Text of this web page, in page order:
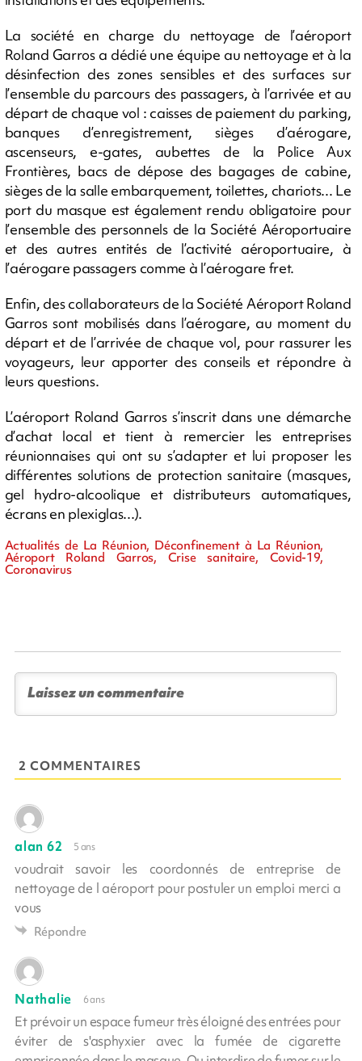
La société en charge du nettoyage de l’aéroport
Roland Garros a dédié une équipe au nettoyage et à la
désinfection des zones sensibles et des surfaces sur
l’ensemble du parcours des passagers, à l’arrivée et au
départ de chaque vol : caisses de paiement du parking,
banques d’enregistrement, sièges d’aérogare,
ascenseurs, e-gates, aubettes de la Police Aux
Frontières, bacs de dépose des bagages de cabine,
sièges de la salle embarquement, toilettes, chariots... Le
port du masque est également rendu obligatoire pour
l’ensemble des personnels de la Société Aéroportuaire
et des autres entités de l’activité aéroportuaire, à
l’aérogare passagers comme à l’aérogare fret.
Enfin, des collaborateurs de la Société Aéroport Roland
Garros sont mobilisés dans l’aérogare, au moment du
départ et de l’arrivée de chaque vol, pour rassurer les
voyageurs, leur apporter des conseils et répondre à
leurs questions.
L’aéroport Roland Garros s’inscrit dans une démarche
d’achat local et tient à remercier les entreprises
réunionnaises qui ont su s’adapter et lui proposer les
différentes solutions de protection sanitaire (masques,
gel hydro-alcoolique et distributeurs automatiques,
écrans en plexiglas...).
Actualités de La Réunion, Déconfinement à La Réunion,
Aéroport Roland Garros, Crise sanitaire, Covid-19,
Coronavirus
2 COMMENTAIRES
alan 62 5 ans
voudrait savoir les coordonnés de entreprise de
nettoyage de l aéroport pour postuler un emploi merci a
vous
Répondre
Nathalie 6 ans
Et prévoir un espace fumeur très éloigné des entrées pour
éviter de s'asphyxier avec la fumée de cigarette